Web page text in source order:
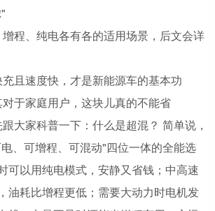
程、纯电各有各的适用场景，后文会详
且速度快，才是新能源车的基本功
于家庭用户，这块儿真的不能省
大家科普一下：什么是超混？ 简单说，
、可增程、可混动"四位一体的全能选
可以用纯电模式，安静又省钱；中高速
油耗比增程更低；需要大动力时电机发